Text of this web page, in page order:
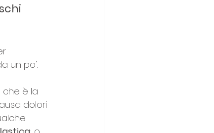
un po'.
che è la
dolori